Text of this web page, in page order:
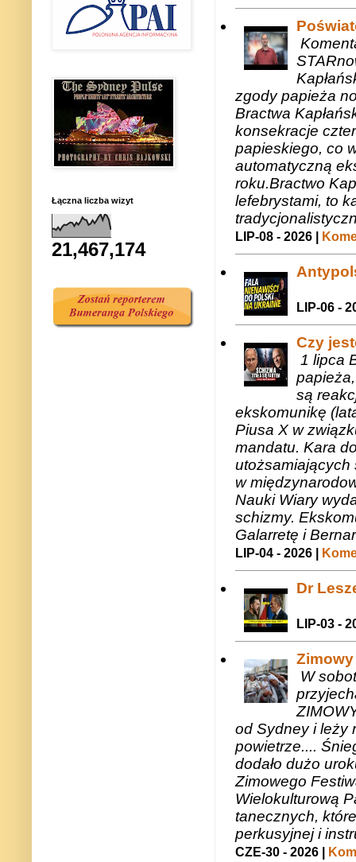
zgody papieża
Bractwa
konsekracje
papieskiego, co
automatyczną
roku.Bractwo
lefebrystami, to
LIP-08 - 2026 |
LIP-06 -
Czy
1 lipca
są
ekskomunikę
Piusa X w
mandatu. Kara
utożsamiających
w
Nauki Wiary
schizmy.
Galarretę i
LIP-04 - 2026 |
Dr
LIP-03 -
W
od Sydney i leży
powietrze....
dodało dużo
Zimowego
Wielokulturową
tanecznych,
perkusyjnej i
CZE-30 - 2026 |
Łączna liczba wizyt
21,467,174